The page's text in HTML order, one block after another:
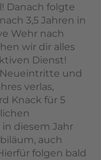
Danach folgte
3,5 Jahren in
Wehr nach
wir dir alles
Dienst!
und
verlas,
Knack für 5
diesem Jahr
auch
folgen bald